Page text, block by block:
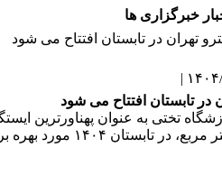
خبرگزاری ها
تهران در تابستان افتتاح می شود
در تابستان افتتاح می شود
ورزشگاه تختی به عنوان پهناورترین
تقاطعی شبکه مترو تهران با مساحت ۱۹ هزار متر مربع، در